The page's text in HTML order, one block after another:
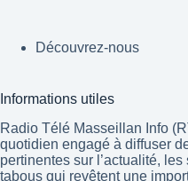
Découvrez-nous
Informations utiles
Radio Télé Masseillan Info
quotidien engagé à diffuser
pertinentes sur l’actualité,
tabous qui revêtent une